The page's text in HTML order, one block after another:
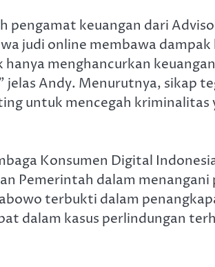
pengamat keuangan dari
judi online membawa dampak
hanya menghancurkan
Andy. Menurutnya, sikap
untuk mencegah kriminalitas
Konsumen Digital
Pemerintah dalam menangani
terbukti dalam
dalam kasus perlindungan